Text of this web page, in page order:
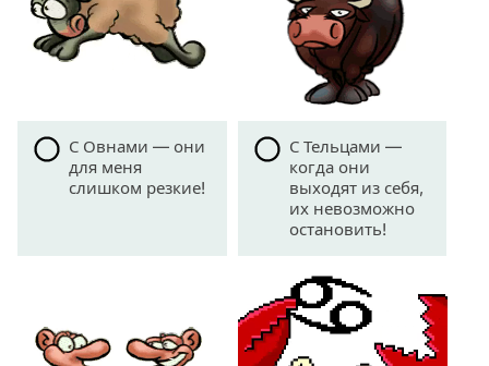
С Овнами — они
для меня
слишком резкие!
С Тельцами —
когда они
выходят из себя,
их невозможно
остановить!